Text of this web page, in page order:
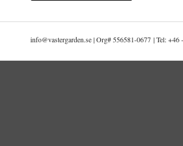
info@vastergarden.se | Org# 556581-0677 | Tel: